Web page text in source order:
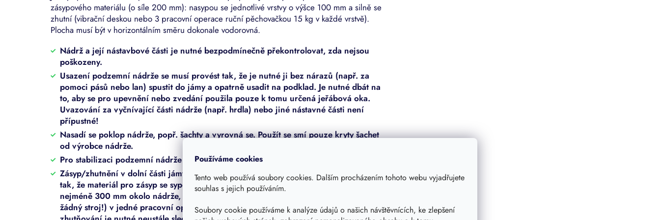
Používáme cookies
Tento web používá soubory cookies. Dalším procházením tohoto webu vyjadřujete
souhlas s jejich používáním.
Soubory cookie používáme k analýze údajů o našich návštěvnících, ke zlepšení
zásypového materiálu (o síle 200 mm): nasypou se jednotlivé vrstvy o výšce 100 mm a silně se
zhutní (vibrační deskou nebo 3 pracovní operace ruční pěchovačkou 15 kg v každé vrstvě).
Plocha musí být v horizontálním směru dokonale vodorovná.
Nádrž a její nástavbové části je nutné bezpodmínečně překontrolovat, zda nejsou
poškozeny.
Usazení podzemní nádrže se musí provést tak, že je nutné ji bez nárazů (např. za
pomoci pásů nebo lan) spustit do jámy a opatrně usadit na podklad. Je nutné dbát na
to, aby se pro upevnění nebo zvedání použila pouze k tomu určená jeřábová oka.
Uvazování za vyčnívající části nádrže (např. hrdla) nebo jiné nástavné části není
přípustné!
Nasadí se poklop nádrže, popř. šachty a vyrovná se. Použít se smí pouze kryty šachet
od výrobce nádrže.
Pro stabilizaci podzemní nádrže je nutné ji naplnit asi do výše 50 cm vodou.
Zásyp/zhutnění v dolní části jámy (do poloviny výšky nádrže bez dómu) se provede
tak, že materiál pro zásyp se sype do jámy ve vrstvách po 100 mm, a to v šířce
nejméně 300 mm okolo nádrže, a zhutní se ručním pěchovadlem 15 kg (nepoužívat
žádný stroj!) v jedné pracovní operaci na každou vrstvu. Během zasypávání a